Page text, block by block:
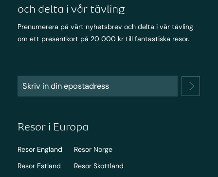
och delta i vår tävling
Prenumerera på vårt nyhetsbrev och delta i vår tävling
om ett presentkort på 20 000 kr till fantastiska resor.
Resor i Europa
Resor England
Resor Estland
Resor Norge
Resor Skottland